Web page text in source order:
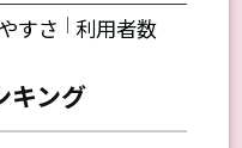
すさ ｜ 利用者数
キング